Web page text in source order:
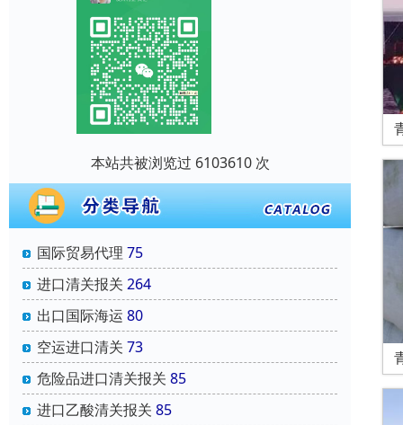
本站共被浏览过 6103610 次
国际贸易代理 75
进口清关报关 264
出口国际海运 80
空运进口清关 73
危险品进口清关报关 85
进口乙酸清关报关 85